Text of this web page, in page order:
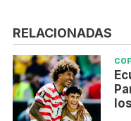
RELACIONADAS